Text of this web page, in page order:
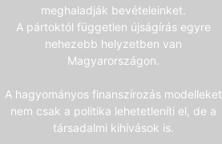
meghaladják bevételeinket.
A pártoktól független újságírás egyre
nehezebb helyzetben van
Magyarországon.
A hagyományos finanszírozás modelleket
nem csak a politika lehetetleníti el, de a
társadalmi kihívások is.